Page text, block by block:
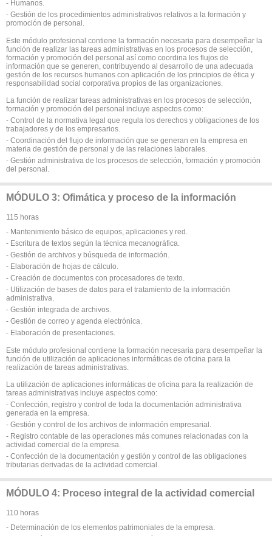
- Humanos.
- Gestión de los procedimientos administrativos relativos a la formación y
promoción de personal.
Este módulo profesional contiene la formación necesaria para desempeñar la
función de realizar las tareas administrativas en los procesos de selección,
formación y promoción del personal así como coordina los flujos de
información que se generen, contribuyendo al desarrollo de una adecuada
gestión de los recursos humanos con aplicación de los principios de ética y
responsabilidad social corporativa propios de las organizaciones.
La función de realizar tareas administrativas en los procesos de selección,
formación y promoción del personal incluye aspectos como:
- Control de la normativa legal que regula los derechos y obligaciones de los
trabajadores y de los empresarios.
- Coordinación del flujo de información que se generan en la empresa en
materia de gestión de personal y de las relaciones laborales.
- Gestión administrativa de los procesos de selección, formación y promoción
del personal.
MÓDULO 3: Ofimática y proceso de la información
115 horas
- Mantenimiento básico de equipos, aplicaciones y red.
- Escritura de textos según la técnica mecanográfica.
- Gestión de archivos y búsqueda de información.
- Elaboración de hojas de cálculo.
- Creación de documentos con procesadores de texto.
- Utilización de bases de datos para el tratamiento de la información
administrativa.
- Gestión integrada de archivos.
- Gestión de correo y agenda electrónica.
- Elaboración de presentaciones.
Este módulo profesional contiene la formación necesaria para desempeñar la
función de utilización de aplicaciones informáticas de oficina para la
realización de tareas administrativas.
La utilización de aplicaciones informáticas de oficina para la realización de
tareas administrativas incluye aspectos como:
- Confección, registro y control de toda la documentación administrativa
generada en la empresa.
- Gestión y control de los archivos de información empresarial.
- Registro contable de las operaciones más comunes relacionadas con la
actividad comercial de la empresa.
- Confección de la documentación y gestión y control de las obligaciones
tributarias derivadas de la actividad comercial.
MÓDULO 4: Proceso integral de la actividad comercial
110 horas
- Determinación de los elementos patrimoniales de la empresa.